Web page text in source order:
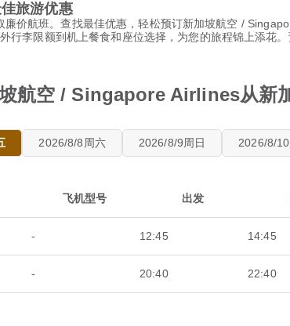
旅游优惠
廉价航班。查找最佳优惠，轻松预订新加坡航空 /
行李限额到机上餐食和座位选择，为您的旅程锦上添花
航空 / Singapore Airlines从新
2026/8/8周六 2026/8/9周日 2026/8/
飞机型号 出发
- 12:45 14:45
- 20:40 22:40